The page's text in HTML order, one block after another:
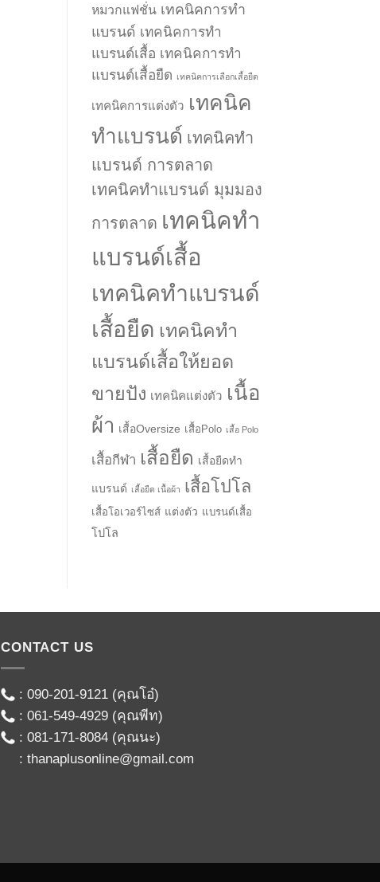
หมวกแฟชั่น เทคนิคการทำ
แบรนด์ เทคนิคการทำ
แบรนด์เสื้อ เทคนิคการทำ
แบรนด์เสื้อยืด เทคนิคการเลือกเสื้อยืด
เทคนิคการแต่งตัว เทคนิค
ทำแบรนด์ เทคนิคทำ
แบรนด์ การตลาด
เทคนิคทำแบรนด์ มุมมอง
การตลาด เทคนิคทำ
แบรนด์เสื้อ
เทคนิคทำแบรนด์
เสื้อยืด เทคนิคทำ
แบรนด์เสื้อให้ยอด
ขายปัง เทคนิคแต่งตัว เนื้อ
ผ้า เสื้อOversize เสื้อPolo เสื้อ Polo
เสื้อกีฬา เสื้อยืด เสื้อยืดทำ
แบรนด์ เสื้อยืด เนื้อผ้า เสื้อโปโล
เสื้อโอเวอร์ไซส์ แต่งตัว แบรนด์เสื้อ
โปโล
CONTACT US
: 090-201-9121(คุณโอ๋)
: 061-549-4929(คุณพีท)
: 081-171-8084(คุณนะ)
: thanaplusonline@gmail.com